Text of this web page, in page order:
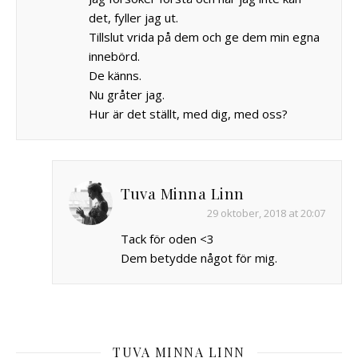
det, fyller jag ut.
Tillslut vrida på dem och ge dem min egna
innebörd.
De känns.
Nu gråter jag.
Hur är det ställt, med dig, med oss?
Tuva Minna Linn
29 oktober, 2018 at 20:07
Tack för oden <3
Dem betydde något för mig.
TUVA MINNA LINN